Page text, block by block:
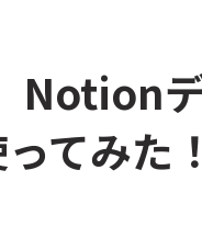
Notion
てみた！